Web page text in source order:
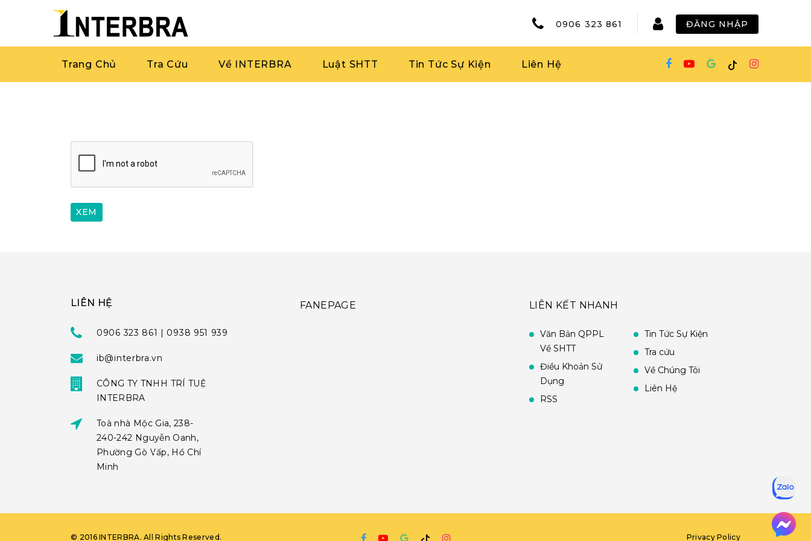
0906 323 861 ĐĂNG NHẬP
Trang Chủ Tra Cứu Về INTERBRA Luật SHTT Tin Tức Sự Kiện Liên Hệ
LIÊN HỆ
0906 323 861 | 0938 951 939
ib@interbra.vn
CÔNG TY TNHH TRÍ TUỆ
INTERBRA
Toà nhà Mộc Gia, 238-
240-242 Nguyễn Oanh,
Phường Gò Vấp, Hồ Chí
Minh
FANEPAGE LIÊN KẾT NHANH
Văn Bản QPPL
Về SHTT
Điều Khoản Sử
Dụng
RSS
Tin Tức Sự Kiện
Tra cứu
Về Chúng Tôi
Liên Hệ
© 2016 INTERBRA. All Rights Reserved. Privacy Policy